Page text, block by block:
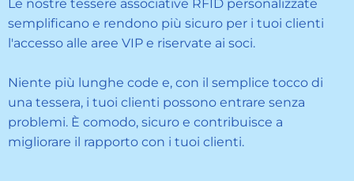
Le nostre tessere associative RFID personalizzate
semplificano e rendono più sicuro per i tuoi clienti
l'accesso alle aree VIP e riservate ai soci.
Niente più lunghe code e, con il semplice tocco di
una tessera, i tuoi clienti possono entrare senza
problemi. È comodo, sicuro e contribuisce a
migliorare il rapporto con i tuoi clienti.